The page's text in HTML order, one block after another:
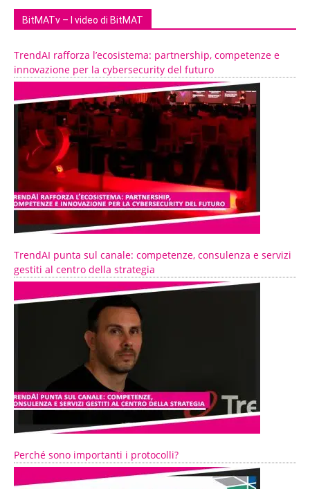
BitMATv – I video di BitMAT
TrendAI rafforza l’ecosistema: partnership, competenze e
innovazione per la cybersecurity del futuro
TrendAI punta sul canale: competenze, consulenza e servizi
gestiti al centro della strategia
Perché sono importanti i protocolli?